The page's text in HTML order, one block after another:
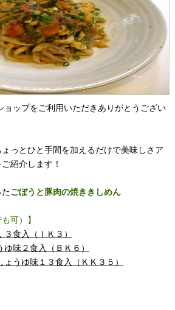
ョップをご利用いただきありがとうござい
っとひと手間を加えるだけで美味しさア
紹介します！
ごぼうと豚肉の焼ききしめん
可）】
食入（ＩＫ３）
味２食入（ＢＫ６）
うゆ味１３食入（ＫＫ３５）